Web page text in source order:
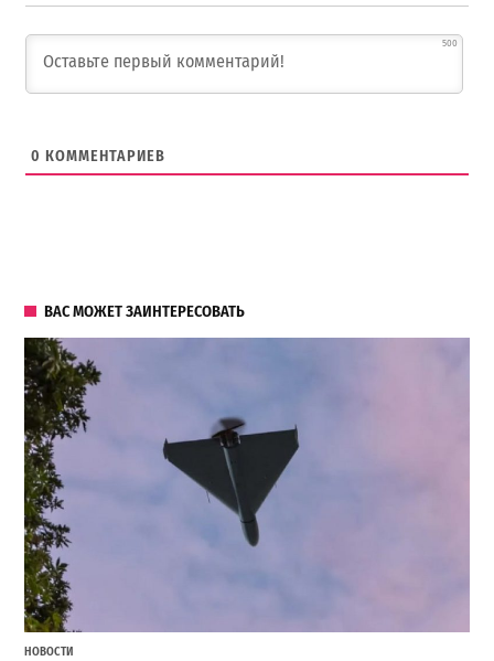
500
0 КОММЕНТАРИЕВ
ВАС МОЖЕТ ЗАИНТЕРЕСОВАТЬ
НОВОСТИ